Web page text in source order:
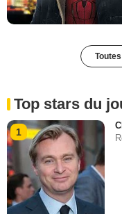
Top stars du
1